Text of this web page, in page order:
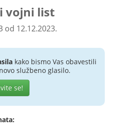
vojni list
od 12.12.2023.
kako bismo Vas obavestili
službeno glasilo.
se!